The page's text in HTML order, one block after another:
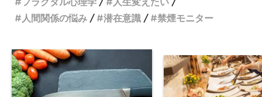
人間関係の悩み
潜在意識 禁煙モニター